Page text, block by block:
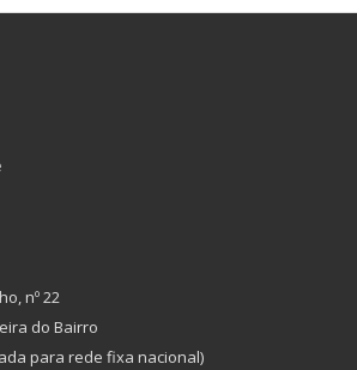
nº 22
do Bairro
para rede fixa nacional)